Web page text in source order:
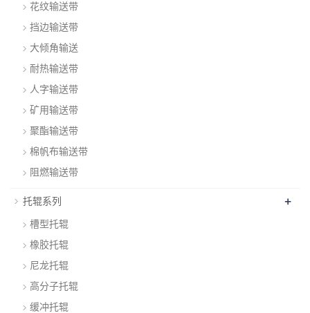
花纹输送带
挡边输送带
大倾角输送
耐热输送带
人字输送带
矿用输送带
聚酯输送带
棉帆布输送带
阻燃输送带
托辊系列 +
槽型托辊
橡胶托辊
尼龙托辊
高分子托辊
缓冲托辊